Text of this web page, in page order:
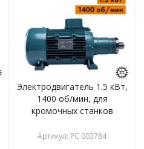
Электродвигатель 1.5 кВт,
1400 об/мин, для
кромочных станков
Артикул: РС 003784